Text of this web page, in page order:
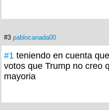
#3 pablocanada00
#1 teniendo en cuenta
votos que Trump no creo
mayoria